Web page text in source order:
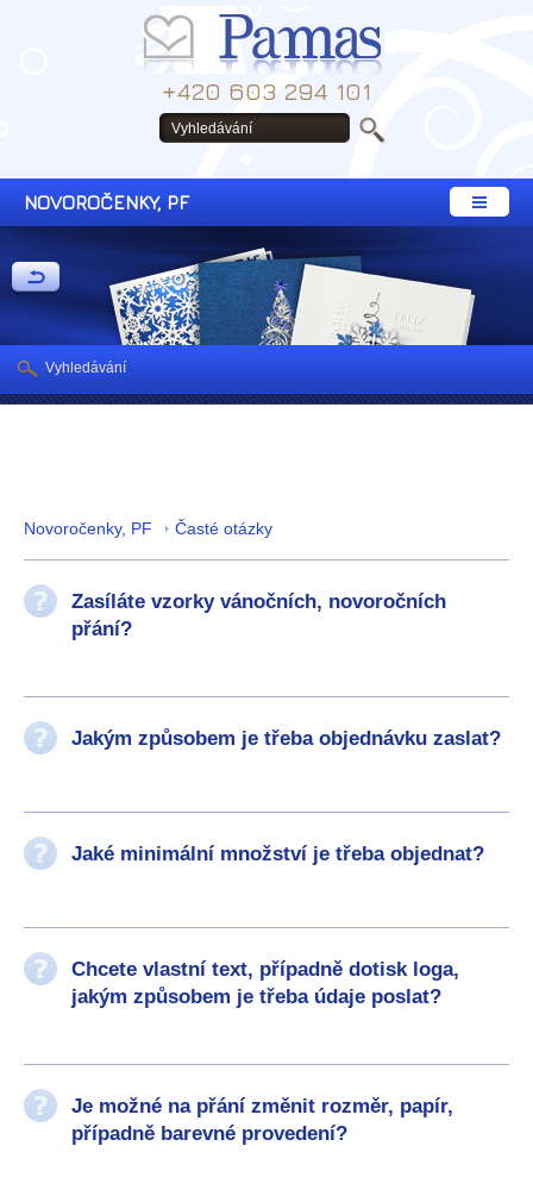
+420 603 294 101
NOVOROČENKY, PF
Novoročenky, PF Časté otázky
Zasíláte vzorky vánočních, novoročních
přání?
Jakým způsobem je třeba objednávku zaslat?
Jaké minimální množství je třeba objednat?
Chcete vlastní text, případně dotisk loga,
jakým způsobem je třeba údaje poslat?
Je možné na přání změnit rozměr, papír,
případně barevné provedení?
Vyhledávání